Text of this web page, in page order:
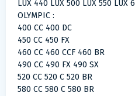
LUX 440 LUX 500 LUX 550 LUX
OLYMPIC :
400 CC 400 DC
450 CC 450 FX
460 CC 460 CCF 460 BR
490 CC 490 FX 490 SX
520 CC 520 C 520 BR
580 CC 580 C 580 BR